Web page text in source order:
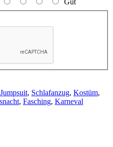
Jumpsuit, Schlafanzug, Kostüm,
, Fasching, Karneval